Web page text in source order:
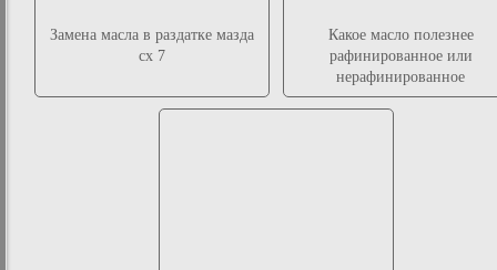
Замена масла в раздатке мазда
сх 7
Какое масло полезнее
рафинированное или
нерафинированное